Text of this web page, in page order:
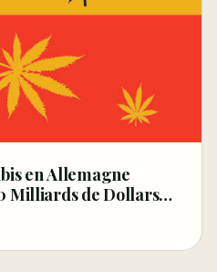
en Allemagne
Milliards de Dollars